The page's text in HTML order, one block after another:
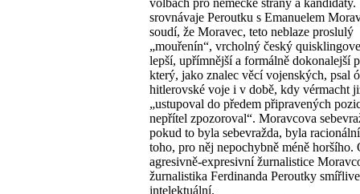
srovnávaje Peroutku s Emanuelem
soudí, že Moravec, teto neblaze proslulý
„mouřenín“, vrcholný český
lepší, upřímnější a formálně dokonalejší
který, jako znalec věcí vojenských, psal
hitlerovské voje i v době, kdy vérmacht
„ustupoval do předem připravených
nepřítel zpozoroval“. Moravcova
pokud to byla sebevražda, byla
toho, pro něj nepochybně méně horšího.
agresivně-expresivní žurnalistice
žurnalistika Ferdinanda Peroutky
intelektuální.